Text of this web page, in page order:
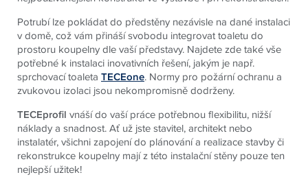
Potrubí lze pokládat do předstěny nezávisle na dané instalaci
v domě, což vám přináší svobodu integrovat toaletu do
prostoru koupelny dle vaší představy. Najdete zde také vše
potřebné k instalaci inovativních řešení, jakým je např.
sprchovací toaleta TECEone. Normy pro požární ochranu a
zvukovou izolaci jsou nekompromisně dodrženy.
TECEprofil vnáší do vaší práce potřebnou flexibilitu, nižší
náklady a snadnost. Ať už jste stavitel, architekt nebo
instalatér, všichni zapojení do plánování a realizace stavby či
rekonstrukce koupelny mají z této instalační stěny pouze ten
nejlepší užitek!